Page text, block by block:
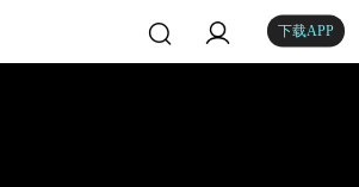
下载APP